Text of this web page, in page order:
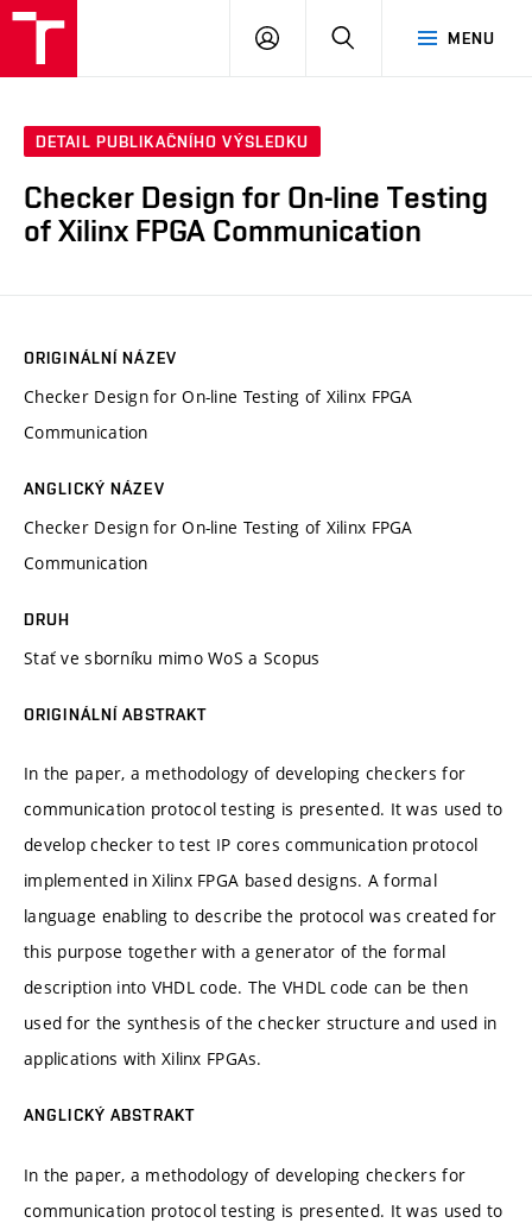
MENU
PŘIHLÁSIT
DETAIL PUBLIKAČNÍHO VÝSLEDKU
Checker Design for On-line Testing
of Xilinx FPGA Communication
ORIGINÁLNÍ NÁZEV
Checker Design for On-line Testing of Xilinx FPGA
Communication
ANGLICKÝ NÁZEV
Checker Design for On-line Testing of Xilinx FPGA
Communication
DRUH
Stať ve sborníku mimo WoS a Scopus
ORIGINÁLNÍ ABSTRAKT
In the paper, a methodology of developing checkers for
communication protocol testing is presented. It was used to
develop checker to test IP cores communication protocol
implemented in Xilinx FPGA based designs. A formal
language enabling to describe the protocol was created for
this purpose together with a generator of the formal
description into VHDL code. The VHDL code can be then
used for the synthesis of the checker structure and used in
applications with Xilinx FPGAs.
ANGLICKÝ ABSTRAKT
In the paper, a methodology of developing checkers for
communication protocol testing is presented. It was used to